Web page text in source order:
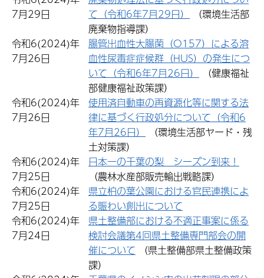
7月29日
て（令和6年7月29日）
（環境生活部
廃棄物指導課）
令和6(2024)年
7月26日
腸管出血性大腸菌（O157）による溶
血性尿毒症症候群（HUS）の発生につ
いて（令和6年7月26日）
（健康福祉
部健康福祉政策課）
令和6(2024)年
7月26日
使用済自動車の再資源化等に関する法
律に基づく行政処分について（令和6
年7月26日）
（環境生活部ヤード・残
土対策課）
令和6(2024)年
7月25日
日本一の千葉の梨 シーズン到来！
（農林水産部販売輸出戦略課）
令和6(2024)年
7月25日
県立柏の葉公園における官民連携によ
る賑わい創出について
令和6(2024)年
7月24日
県土整備部における不適正事案に係る
検討会議第4回県土整備専門部会の開
催について （県土整備部県土整備政策
課）